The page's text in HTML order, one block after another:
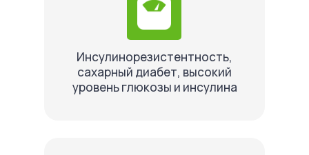
Инсулинорезистентность,
сахарный диабет, высокий
уровень глюкозы и инсулина